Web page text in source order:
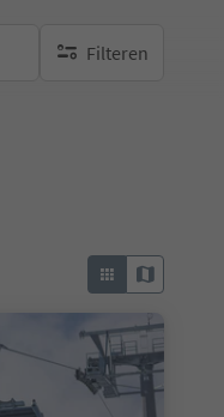
Filteren
geen actieve filters